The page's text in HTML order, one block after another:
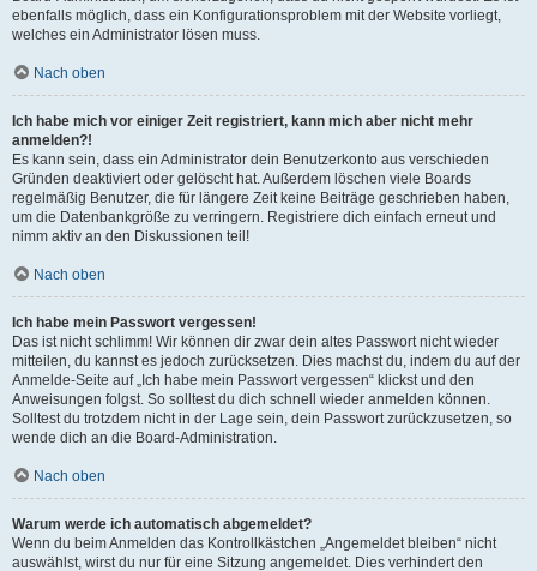
ebenfalls möglich, dass ein Konfigurationsproblem mit der Website vorliegt,
welches ein Administrator lösen muss.
Nach oben
Ich habe mich vor einiger Zeit registriert, kann mich aber nicht mehr
anmelden?!
Es kann sein, dass ein Administrator dein Benutzerkonto aus verschieden
Gründen deaktiviert oder gelöscht hat. Außerdem löschen viele Boards
regelmäßig Benutzer, die für längere Zeit keine Beiträge geschrieben haben,
um die Datenbankgröße zu verringern. Registriere dich einfach erneut und
nimm aktiv an den Diskussionen teil!
Nach oben
Ich habe mein Passwort vergessen!
Das ist nicht schlimm! Wir können dir zwar dein altes Passwort nicht wieder
mitteilen, du kannst es jedoch zurücksetzen. Dies machst du, indem du auf der
Anmelde-Seite auf „Ich habe mein Passwort vergessen“ klickst und den
Anweisungen folgst. So solltest du dich schnell wieder anmelden können.
Solltest du trotzdem nicht in der Lage sein, dein Passwort zurückzusetzen, so
wende dich an die Board-Administration.
Nach oben
Warum werde ich automatisch abgemeldet?
Wenn du beim Anmelden das Kontrollkästchen „Angemeldet bleiben“ nicht
auswählst, wirst du nur für eine Sitzung angemeldet. Dies verhindert den